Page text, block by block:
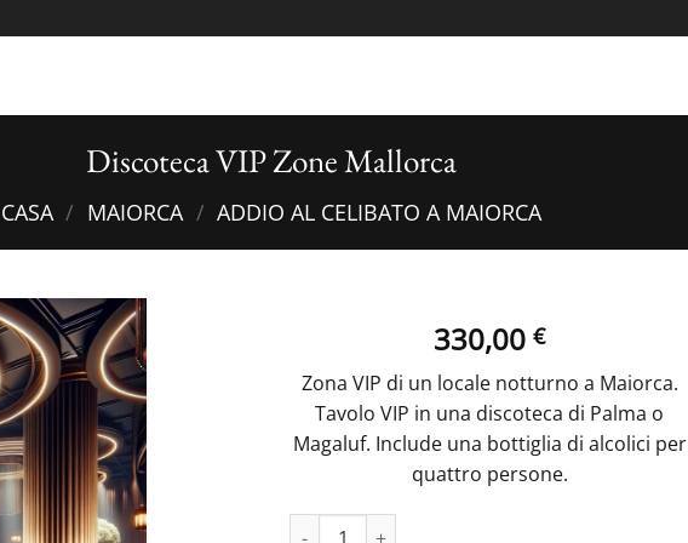
Discoteca VIP Zone Mallorca
CASA / MAIORCA / ADDIO AL CELIBATO A MAIORCA
330,00 €
Zona VIP di un locale notturno a Maiorca.
Tavolo VIP in una discoteca di Palma o
Magaluf. Include una bottiglia di alcolici per
quattro persone.
Nightclub VIP Zone Mallorca quantità